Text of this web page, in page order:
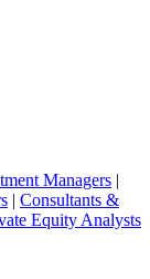
Managers |
| Consultants &
Equity Analysts